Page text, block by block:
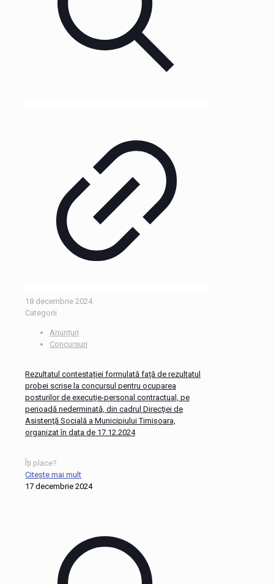
18 decembrie 2024
Categorii
Anunțuri
Concursuri
Rezultatul contestației formulată față de rezultatul
probei scrise la concursul pentru ocuparea
posturilor de execuţie-personal contractual, pe
perioadă nederminată, din cadrul Direcţiei de
Asistenţă Socială a Municipiului Timişoara,
organizat în data de 17.12.2024
Îți place?
Citește mai mult
17 decembrie 2024